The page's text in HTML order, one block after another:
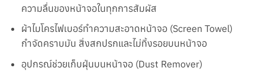
ความลื่นของหน้าจอในทุกการสัมผัส
ผ้าไมโครไฟเบอร์ทำความสะอาดหน้าจอ (Screen Towel)
กำจัดคราบมัน สิ่งสกปรกและไม่ทิ้งรอยบนหน้าจอ
อุปกรณ์ช่วยเก็บฝุ่นบนหน้าจอ (Dust Remover)